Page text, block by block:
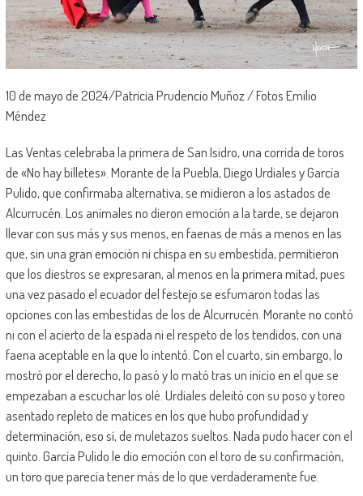
10 de mayo de 2024/Patricia Prudencio Muñoz / Fotos Emilio
Méndez
Las Ventas celebraba la primera de San Isidro, una corrida de toros
de «No hay billetes». Morante de la Puebla, Diego Urdiales y García
Pulido, que confirmaba alternativa, se midieron a los astados de
Alcurrucén. Los animales no dieron emoción a la tarde, se dejaron
llevar con sus más y sus menos, en faenas de más a menos en las
que, sin una gran emoción ni chispa en su embestida, permitieron
que los diestros se expresaran, al menos en la primera mitad, pues
una vez pasado el ecuador del festejo se esfumaron todas las
opciones con las embestidas de los de Alcurrucén. Morante no contó
ni con el acierto de la espada ni el respeto de los tendidos, con una
faena aceptable en la que lo intentó. Con el cuarto, sin embargo, lo
mostró por el derecho, lo pasó y lo mató tras un inicio en el que se
empezaban a escuchar los olé. Urdiales deleitó con su poso y toreo
asentado repleto de matices en los que hubo profundidad y
determinación, eso sí, de muletazos sueltos. Nada pudo hacer con el
quinto. García Pulido le dio emoción con el toro de su confirmación,
un toro que parecía tener más de lo que verdaderamente fue.